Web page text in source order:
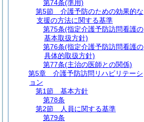
第74条(準用)
第5節
介護予防のための効果的な
支援の方法に関する基準
第75条(指定介護予防訪問看護の
基本取扱方針)
第76条(指定介護予防訪問看護の
具体的取扱方針)
第77条(主治の医師との関係)
第5章
介護予防訪問リハビリテーシ
ョン
第1節
基本方針
第78条
第2節
人員に関する基準
第79条